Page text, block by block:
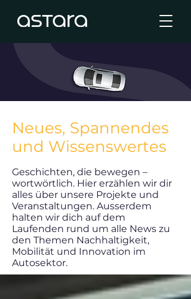
Neues, Spannendes
und Wissenswertes
Geschichten, die bewegen –
wortwörtlich. Hier erzählen wir dir
alles über unsere Projekte und
Veranstaltungen. Ausserdem
halten wir dich auf dem
Laufenden rund um alle News zu
den Themen Nachhaltigkeit,
Mobilität und Innovation im
Autosektor.